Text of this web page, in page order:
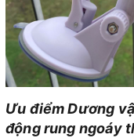
Ưu điểm Dương
động rung ngoáy